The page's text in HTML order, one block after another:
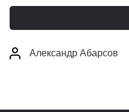
Александр Абарсов